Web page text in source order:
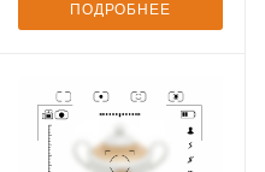
ПОДРОБНЕЕ